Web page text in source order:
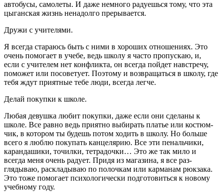
авто­бусы, самолеты. И даже не­много радуешься тому, что эта
цыганская жизнь нена­долго прерывается.
Дружи с учителями.
Я всег­да стараюсь быть с ними в хороших отношениях. Это
очень помогает в учебе, ведь школу я часто пропускаю, и,
если с учителем нет кон­фликта, он всегда пойдет на­встречу,
поможет или посове­тует. Поэтому и возвращаться в школу, где
тебя ждут прият­ные тебе люди, всегда легче.
Делай покупки к школе.
Лю­бая девушка любит покуп­ки, даже если они сделаны к
школе. Все равно ведь приятно выбирать платье или костюм­
чик, в котором ты будешь по­том ходить в школу. Но боль­ше
всего я люблю покупать канцелярию. Все эти пеналь­чики,
карандашики, точилки, тетрадочки… Это же так мило и
всегда меня очень радует. Придя из магазина, я все раз­
глядываю, раскладываю по по­лочкам или карманам рюкза­ка.
Это тоже помогает психо­логически подготовиться к но­вому
учебному году.